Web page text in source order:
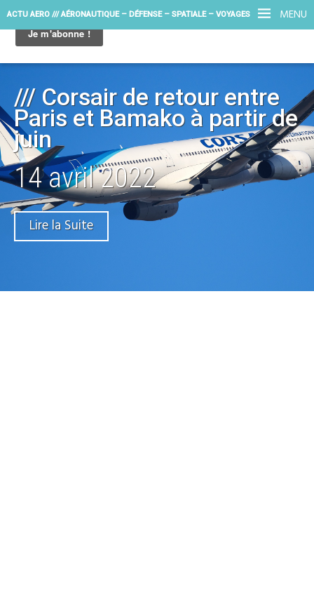
MENU
ACTU AERO /// AÉRONAUTIQUE – DÉFENSE – SPATIALE – VOYAGES
/// Corsair de retour entre
Paris et Bamako à partir de
juin
14 avril 2022
Lire la Suite